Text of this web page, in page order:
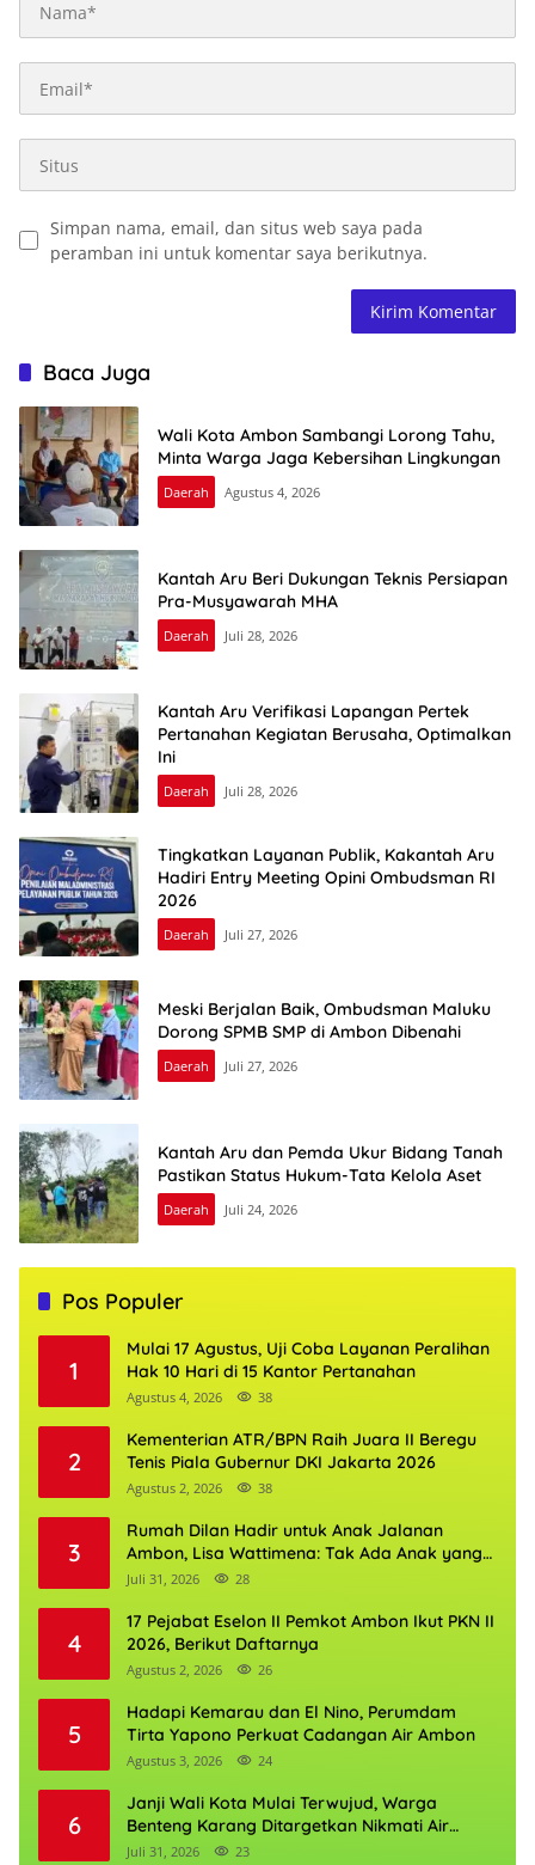
Simpan nama, email, dan situs web saya pada
peramban ini untuk komentar saya berikutnya.
Baca Juga
Wali Kota Ambon Sambangi Lorong Tahu,
Minta Warga Jaga Kebersihan Lingkungan
Daerah Agustus 4, 2026
Kantah Aru Beri Dukungan Teknis Persiapan
Pra-Musyawarah MHA
Daerah Juli 28, 2026
Kantah Aru Verifikasi Lapangan Pertek
Pertanahan Kegiatan Berusaha, Optimalkan
Ini
Daerah Juli 28, 2026
Tingkatkan Layanan Publik, Kakantah Aru
Hadiri Entry Meeting Opini Ombudsman RI
2026
Daerah Juli 27, 2026
Meski Berjalan Baik, Ombudsman Maluku
Dorong SPMB SMP di Ambon Dibenahi
Daerah Juli 27, 2026
Kantah Aru dan Pemda Ukur Bidang Tanah
Pastikan Status Hukum-Tata Kelola Aset
Daerah Juli 24, 2026
Pos Populer
1
Mulai 17 Agustus, Uji Coba Layanan Peralihan
Hak 10 Hari di 15 Kantor Pertanahan
Agustus 4, 2026 38
2
Kementerian ATR/BPN Raih Juara II Beregu
Tenis Piala Gubernur DKI Jakarta 2026
Agustus 2, 2026 38
3
Rumah Dilan Hadir untuk Anak Jalanan
Ambon, Lisa Wattimena: Tak Ada Anak yang
Boleh Kehilangan Masa Depannya
Juli 31, 2026 28
4
17 Pejabat Eselon II Pemkot Ambon Ikut PKN II
2026, Berikut Daftarnya
Agustus 2, 2026 26
5
Hadapi Kemarau dan El Nino, Perumdam
Tirta Yapono Perkuat Cadangan Air Ambon
Agustus 3, 2026 24
6
Janji Wali Kota Mulai Terwujud, Warga
Benteng Karang Ditargetkan Nikmati Air
Bersih Pekan Kedua Agustus
Juli 31, 2026 23